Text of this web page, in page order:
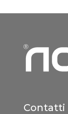
Contatti